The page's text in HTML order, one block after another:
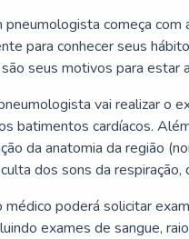
começa
para conhecer seus
seus motivos para estar
vai realizar o
batimentos cardíacos.
da anatomia da região
dos sons da
médico poderá solicitar
exames de sangue,